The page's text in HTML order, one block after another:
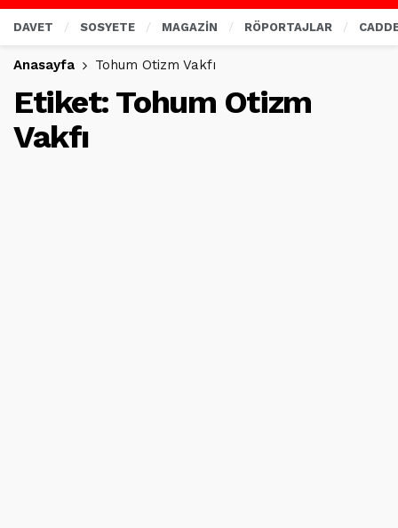
DAVET SOSYETE MAGAZİN RÖPORTAJLAR
Anasayfa Tohum Otizm Vakfı
Etiket: Tohum Otizm
Vakfı